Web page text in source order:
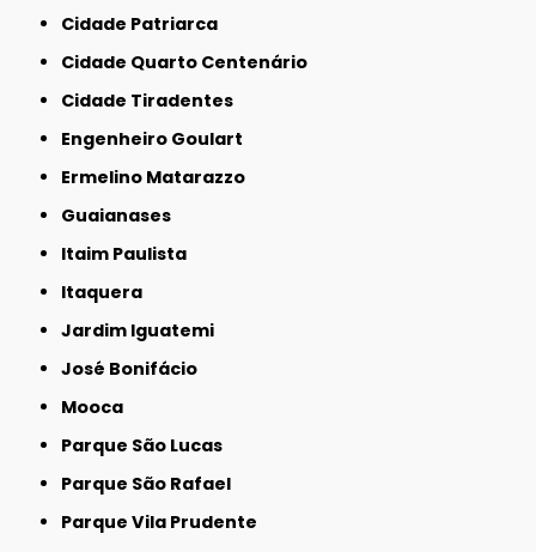
Cidade Patriarca
Cidade Quarto Centenário
Cidade Tiradentes
Engenheiro Goulart
Ermelino Matarazzo
Guaianases
Itaim Paulista
Itaquera
Jardim Iguatemi
José Bonifácio
Mooca
Parque São Lucas
Parque São Rafael
Parque Vila Prudente